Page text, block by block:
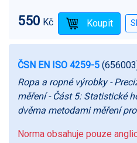
550 Kč
ČSN EN ISO 4259-5
Ropa a ropné výrobky -
měření - Část 5: Statistické
dvěma metodami měření
Norma obsahuje pouze